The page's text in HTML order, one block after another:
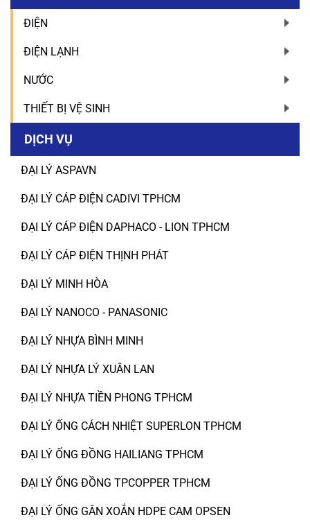
ĐIỆN
ĐIỆN LẠNH
NƯỚC
THIẾT BỊ VỆ SINH
DỊCH VỤ
ĐẠI LÝ ASPAVN
ĐẠI LÝ CÁP ĐIỆN CADIVI TPHCM
ĐẠI LÝ CÁP ĐIỆN DAPHACO - LION TPHCM
ĐẠI LÝ CÁP ĐIỆN THỊNH PHÁT
ĐẠI LÝ MINH HÒA
ĐẠI LÝ NANOCO - PANASONIC
ĐẠI LÝ NHỰA BÌNH MINH
ĐẠI LÝ NHỰA LÝ XUÂN LAN
ĐẠI LÝ NHỰA TIỀN PHONG TPHCM
ĐẠI LÝ ỐNG CÁCH NHIỆT SUPERLON TPHCM
ĐẠI LÝ ỐNG ĐỒNG HAILIANG TPHCM
ĐẠI LÝ ỐNG ĐỒNG TPCOPPER TPHCM
ĐẠI LÝ ỐNG GÂN XOẮN HDPE CAM OPSEN